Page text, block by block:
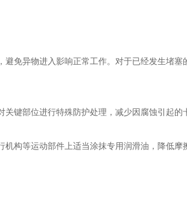
异物进入影响正常工作。对于已经发生堵塞
部位进行特殊防护处理，减少因腐蚀引起的
等运动部件上适当涂抹专用润滑油，降低摩